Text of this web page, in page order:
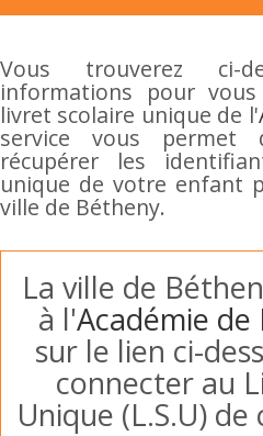
Vous trouverez ci-
informations pour
livret scolaire unique de l'
service vous
récupérer les
unique de votre enfant
ville de Bétheny.
La ville de
à l'Académie de
sur le lien ci-
connecter au
Unique (L.S.U)